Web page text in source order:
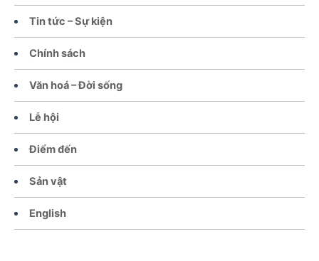
Tin tức – Sự kiện
Chính sách
Văn hoá – Đời sống
Lễ hội
Điểm đến
Sản vật
English